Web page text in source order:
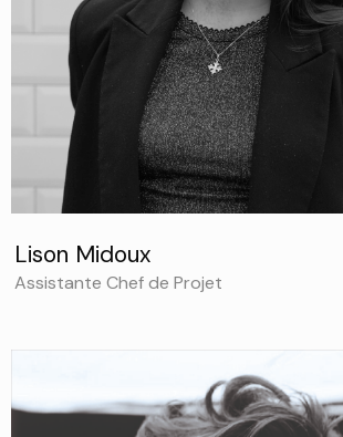
Lison Midoux
Assistante Chef de Projet